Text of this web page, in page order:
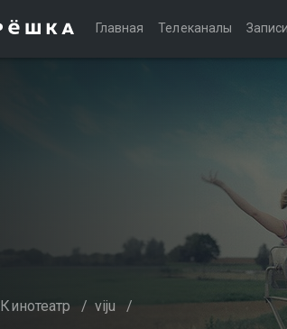
Главная Телеканалы
Кинотеатр / viju /